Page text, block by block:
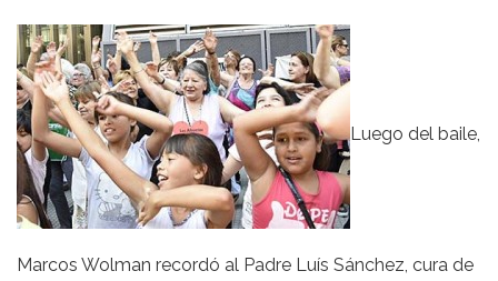
Luego del baile,
Marcos Wolman recordó al Padre Luís Sánchez, cura de